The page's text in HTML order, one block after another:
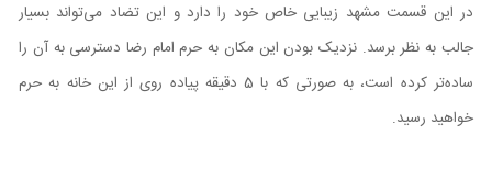
در این قسمت مشهد زیبایی خاص خود را دارد و این تضاد می‌تواند بسیار
جالب به نظر برسد. نزدیک بودن این مکان به حرم امام رضا دسترسی به آن را
ساده‌تر کرده است، به صورتی که با 5 دقیقه پیاده روی از این خانه به حرم
خواهید رسید.